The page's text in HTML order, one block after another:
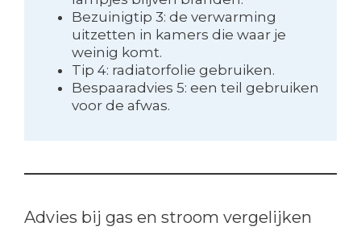
Bezuinigtip 3: de verwarming
uitzetten in kamers die waar je
weinig komt.
Tip 4: radiatorfolie gebruiken.
Bespaaradvies 5: een teil gebruiken
voor de afwas.
Advies bij gas en stroom vergelijken